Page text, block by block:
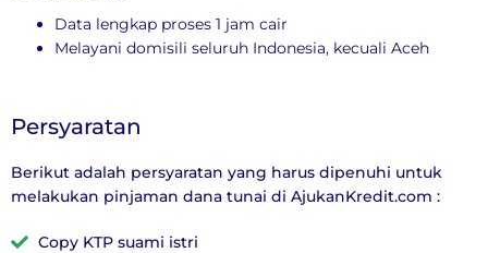
Data lengkap proses 1 jam cair
Melayani domisili seluruh Indonesia, kecuali Aceh
Persyaratan
Berikut adalah persyaratan yang harus dipenuhi untuk
melakukan pinjaman dana tunai di AjukanKredit.com :
Copy KTP suami istri